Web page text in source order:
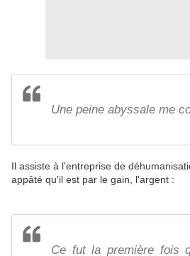
Une peine abyssale me
Il assiste à l'entreprise de
appâté qu'il est par le gain, l'argent :
Ce fut la première fois